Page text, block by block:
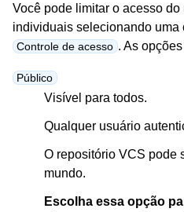
navigation of Instruções de
Você pode limitar o acesso
individuais selecionando uma
Controle de acesso . As
Público
Visível para todos.
Qualquer usuário
O repositório VCS pode
mundo.
Escolha essa opção